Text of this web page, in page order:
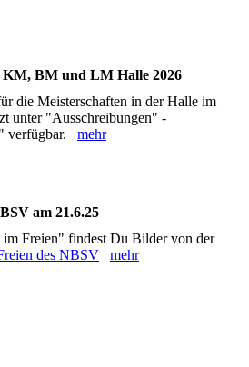
KM, BM und LM Halle 2026
die Meisterschaften in der Halle im
unter "Ausschreibungen" -
verfügbar. mehr
am 21.6.25
Freien" findest Du Bilder von der
des NBSV mehr